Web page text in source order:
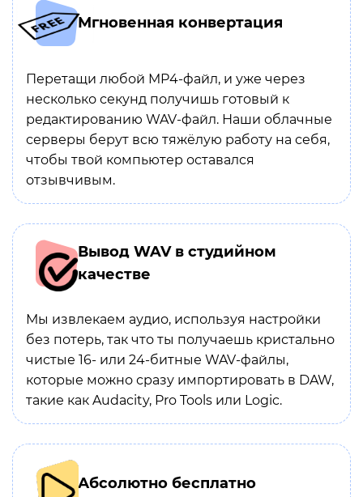
Мгновенная конвертация
Перетащи любой MP4-файл, и уже через
несколько секунд получишь готовый к
редактированию WAV-файл. Наши облачные
серверы берут всю тяжёлую работу на себя,
чтобы твой компьютер оставался
отзывчивым.
Вывод WAV в студийном
качестве
Мы извлекаем аудио, используя настройки
без потерь, так что ты получаешь кристально
чистые 16- или 24-битные WAV-файлы,
которые можно сразу импортировать в DAW,
такие как Audacity, Pro Tools или Logic.
Абсолютно бесплатно